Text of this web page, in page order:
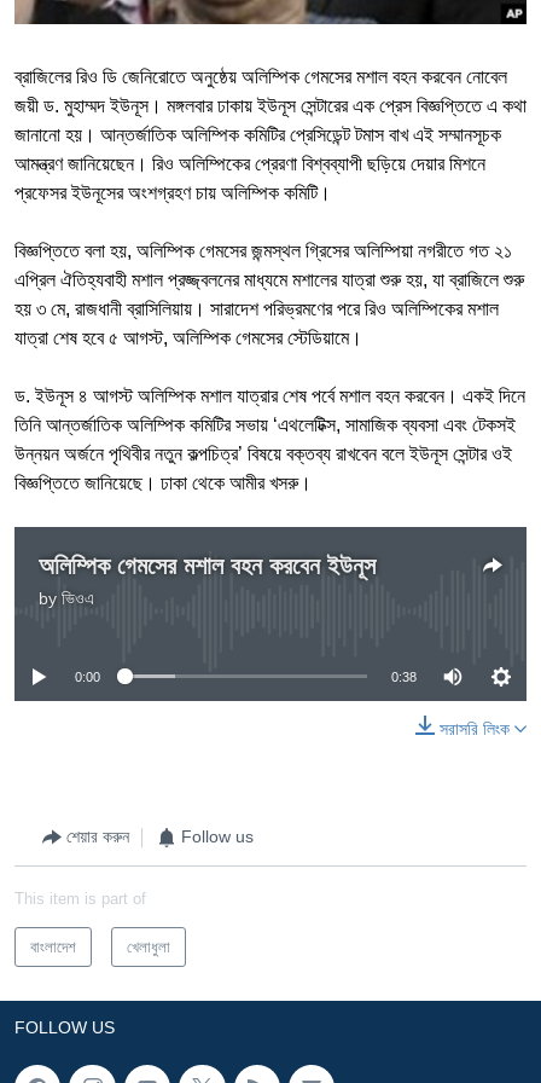
FOLLOW US
ব্রাজিলের রিও ডি জেনিরোতে অনুষ্ঠেয় অলিম্পিক গেমসের মশাল বহন করবেন নোবেল
জয়ী ড. মুহাম্মদ ইউনূস। মঙ্গলবার ঢাকায় ইউনূস সেন্টারের এক প্রেস বিজ্ঞপ্তিতে এ কথা
জানানো হয়। আন্তর্জাতিক অলিম্পিক কমিটির প্রেসিডেন্ট টমাস বাখ এই সম্মানসূচক
আমন্ত্রণ জানিয়েছেন। রিও অলিম্পিকের প্রেরণা বিশ্বব্যাপী ছড়িয়ে দেয়ার মিশনে
প্রফেসর ইউনূসের অংশগ্রহণ চায় অলিম্পিক কমিটি।
বিজ্ঞপ্তিতে বলা হয়, অলিম্পিক গেমসের জন্মস্থল গ্রিসের অলিম্পিয়া নগরীতে গত ২১
এপ্রিল ঐতিহ্যবাহী মশাল প্রজ্জ্বলনের মাধ্যমে মশালের যাত্রা শুরু হয়, যা ব্রাজিলে শুরু
হয় ৩ মে, রাজধানী ব্রাসিলিয়ায়। সারাদেশ পরিভ্রমণের পরে রিও অলিম্পিকের মশাল
যাত্রা শেষ হবে ৫ আগস্ট, অলিম্পিক গেমসের স্টেডিয়ামে।
ড. ইউনূস ৪ আগস্ট অলিম্পিক মশাল যাত্রার শেষ পর্বে মশাল বহন করবেন। একই দিনে
তিনি আন্তর্জাতিক অলিম্পিক কমিটির সভায় ‘এথলেটিক্স, সামাজিক ব্যবসা এবং টেকসই
উন্নয়ন অর্জনে পৃথিবীর নতুন কল্পচিত্র’ বিষয়ে বক্তব্য রাখবেন বলে ইউনূস সেন্টার ওই
বিজ্ঞপ্তিতে জানিয়েছে। ঢাকা থেকে আমীর খসরু।
অলিম্পিক গেমসের মশাল বহন করবেন ইউনূস
by ভিওএ
0:00 0:38
সরাসরি লিংক
শেয়ার করুন Follow us
This item is part of
বাংলাদেশ খেলাধুলা
FOLLOW US